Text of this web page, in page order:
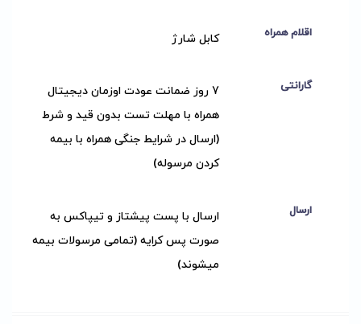
اقلام همراه کابل شارژ
گارانتی
7 روز ضمانت عودت اوزمان دیجیتال
همراه با مهلت تست بدون قید و شرط
(ارسال در شرایط جنگی همراه با بیمه
کردن مرسوله)
ارسال
ارسال با پست پیشتاز و تیپاکس به
صورت پس کرایه (تمامی مرسولات بیمه
میشوند)